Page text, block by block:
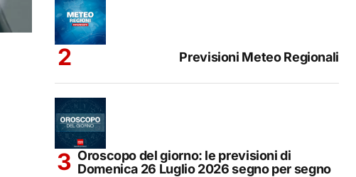
Previsioni Meteo Regionali
Oroscopo del giorno: le previsioni di
Domenica 26 Luglio 2026 segno per segno